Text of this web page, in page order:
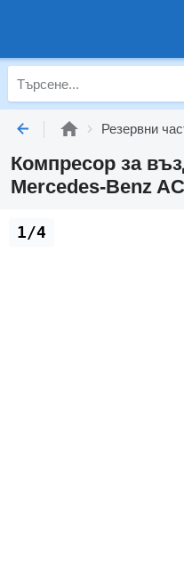
Резервни
Компресор за
Mercedes-Benz
1/4